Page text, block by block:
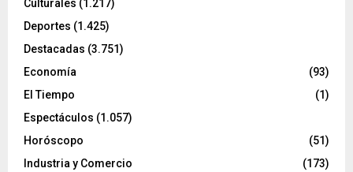
Culturales (1.217)
Deportes (1.425)
Destacadas (3.751)
Economía
(93)
El Tiempo
(1)
Espectáculos (1.057)
Horóscopo
(51)
Industria y Comercio
(173)